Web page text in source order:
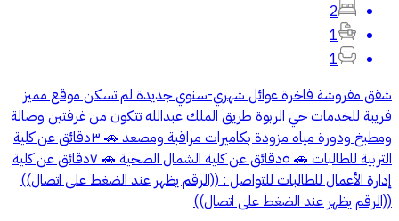
2
1
1
شقق مفروشة فاخرة عوائل شهري-سنوي جديدة لم تسكن موقع مميز
قريبة للخدمات حي الربوة طريق الملك عبدالله تتكون من غرفتين وصالة
ومطبخ ودورة مياه مزودة بكاميرات مراقبة ومصعد 🚗 ٣دقائق عن كلية
التربية للطالبات 🚗 ٥دقائق عن كلية الشمال الصحية 🚗 ٧دقائق عن كلية
إدارة الأعمال للطالبات للتواصل : ((الرقم يظهر عند الضغط على اتصال))
((الرقم يظهر عند الضغط على اتصال))